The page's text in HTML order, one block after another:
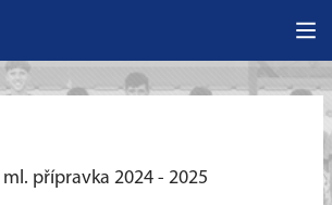
přípravka 2024 - 2025